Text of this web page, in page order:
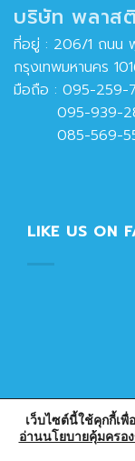
บริษัท พลาส
ที่อยู่ : 206/1 ถนน
กรุงเทพมหานคร
มือถือ : 095-259-
095-939-
085-569-
LIKE US ON
Copyright 2026
เว็บไซต์นี้ใช้คุกกี้เ
อ่านนโยบายคุ้มครอ